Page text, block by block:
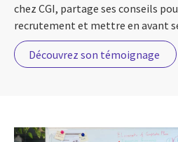
chez CGI, partage ses conseils
recrutement et mettre en avant
Découvrez son témoignage